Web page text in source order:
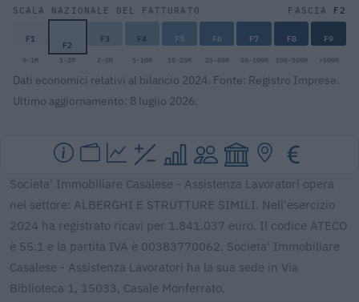
SCALA NAZIONALE DEL FATTURATO FASCIA F2
F1 F2 F3 F4 F5 F6 F7 F8 F9
0-1M 1-2M 2-5M 5-10M 10-25M 25-50M 50-100M 100-500M >500M
Dati economici relativi al bilancio 2024. Fonte: Registro Imprese.
Ultimo aggiornamento: 8 luglio 2026.
Societa' Immobiliare Casalese - Assistenza Lavoratori opera
nel settore: ALBERGHI E STRUTTURE SIMILI. Nell'esercizio
2024 ha registrato ricavi per 1.841.037 euro. Il codice ATECO
è 55.1 e la partita IVA è 00383770062. Societa' Immobiliare
Casalese - Assistenza Lavoratori ha la sua sede in Via
Biblioteca 1, 15033, Casale Monferrato.